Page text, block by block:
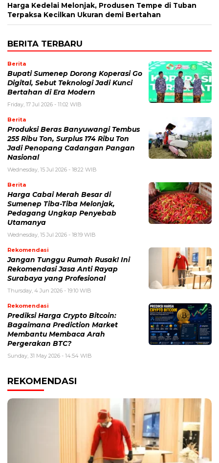
Harga Kedelai Melonjak, Produsen Tempe di Tuban
Terpaksa Kecilkan Ukuran demi Bertahan
BERITA TERBARU
Berita
Bupati Sumenep Dorong Koperasi Go
Digital, Sebut Teknologi Jadi Kunci
Bertahan di Era Modern
Friday, 17 Jul 2026 - 11:02 WIB
Berita
Produksi Beras Banyuwangi Tembus
255 Ribu Ton, Surplus 174 Ribu Ton
Jadi Penopang Cadangan Pangan
Nasional
Wednesday, 15 Jul 2026 - 18:22 WIB
Berita
Harga Cabai Merah Besar di
Sumenep Tiba-Tiba Melonjak,
Pedagang Ungkap Penyebab
Utamanya
Wednesday, 15 Jul 2026 - 18:19 WIB
Rekomendasi
Jangan Tunggu Rumah Rusak! Ini
Rekomendasi Jasa Anti Rayap
Surabaya yang Profesional
Thursday, 4 Jun 2026 - 19:10 WIB
Rekomendasi
Prediksi Harga Crypto Bitcoin:
Bagaimana Prediction Market
Membantu Membaca Arah
Pergerakan BTC?
Sunday, 31 May 2026 - 14:54 WIB
REKOMENDASI